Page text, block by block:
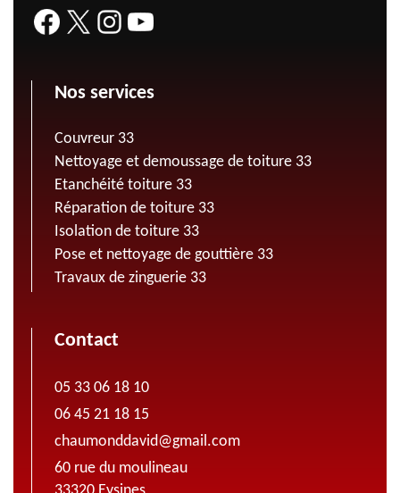
Nos services
Couvreur 33
Nettoyage et demoussage de toiture 33
Etanchéité toiture 33
Réparation de toiture 33
Isolation de toiture 33
Pose et nettoyage de gouttière 33
Travaux de zinguerie 33
Contact
05 33 06 18 10
06 45 21 18 15
chaumonddavid@gmail.com
60 rue du moulineau